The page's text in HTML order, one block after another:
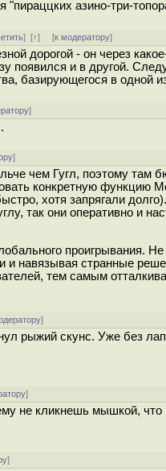
азино-три-
][↑] [к модератору]
дорогой - он через
появился и в другой.
базирующегося в одной
]
]
чем Гугл, поэтому там
конкретную функцию
хотя запрягали долго).
так они оперативно и
проигрывания. Не
и навязывая странные
тем самым
]
рыжий скунс. Уже без
]
не кликнешь мышкой, что
]